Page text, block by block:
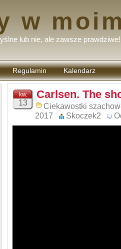
w
lub nie, ale zawsze prawdziwe!
Regulamin
komentarzy
Kalendarz
kw.
13
Carlsen. The
Ciekawostki
2017
Skoczek2